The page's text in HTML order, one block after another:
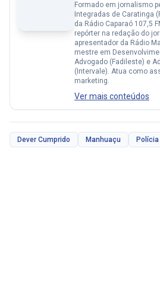
Formado em jornalismo
Integradas de Caratinga
da Rádio Caparaó 107,5
repórter na redação do
apresentador da Rádio
mestre em
Advogado (Fadileste) e
(Intervale). Atua como
marketing.
Ver mais conteúdos
Dever Cumprido Manhuaçu